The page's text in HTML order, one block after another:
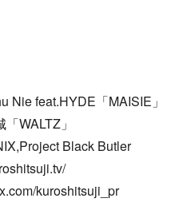
Nie feat.HYDE「MAISIE」
WALTZ」
Black Butler
kuroshitsuji_pr